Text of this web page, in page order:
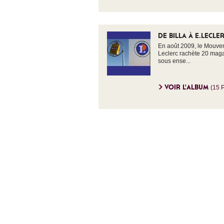
DE BILLA À
En août 2009, le
Leclerc rachète 20
sous ense...
VOIR L'ALBUM (15